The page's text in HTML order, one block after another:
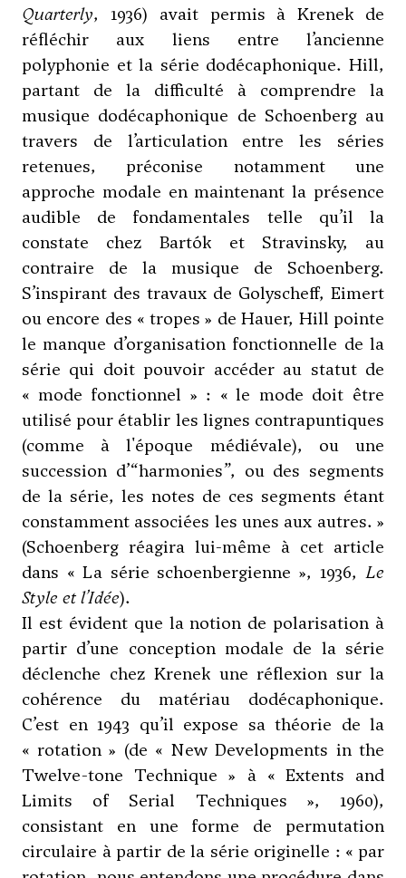
Quarterly, 1936) avait permis à Krenek de
réfléchir aux liens entre l’ancienne
polyphonie et la série dodécaphonique. Hill,
partant de la difficulté à comprendre la
musique dodécaphonique de Schoenbergau
travers de l’articulation entre les séries
retenues, préconise notamment une
approche modale en maintenant la présence
audible de fondamentales telle qu’il la
constate chezBartók et Stravinsky, au
contraire de la musique de Schoenberg.
S’inspirant des travaux de Golyscheff, Eimert
ou encore des « tropes » de Hauer, Hill pointe
le manque d’organisation fonctionnelle de la
série qui doit pouvoir accéder au statut de
« mode fonctionnel » : « le mode doit être
utilisé pour établir les lignes contrapuntiques
(comme à l'époque médiévale), ou une
succession d’“harmonies”, ou des segments
de la série, les notes de ces segments étant
constamment associées les unes aux autres. »
(Schoenberg réagira lui-même à cet article
dans « La série schoenbergienne », 1936, Le
Style et l’Idée).
Il est évident que la notion de polarisation à
partir d’une conception modale de la série
déclenche chez Krenek une réflexion sur la
cohérence du matériau dodécaphonique.
C’est en 1943 qu’il expose sa théorie de la
« rotation » (de « New Developments in the
Twelve-tone Technique » à « Extents and
Limits of Serial Techniques », 1960),
consistant en une forme de permutation
circulaire à partir de la série originelle : « par